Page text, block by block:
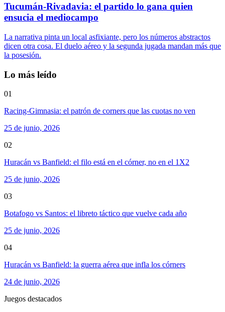
Tucumán-Rivadavia: el partido lo gana quien
ensucia el mediocampo
La narrativa pinta un local asfixiante, pero los números abstractos
dicen otra cosa. El duelo aéreo y la segunda jugada mandan más que
la posesión.
Lo más leído
01
Racing-Gimnasia: el patrón de corners que las cuotas no ven
25 de junio, 2026
02
Huracán vs Banfield: el filo está en el córner, no en el 1X2
25 de junio, 2026
03
Botafogo vs Santos: el libreto táctico que vuelve cada año
25 de junio, 2026
04
Huracán vs Banfield: la guerra aérea que infla los córners
24 de junio, 2026
Juegos destacados